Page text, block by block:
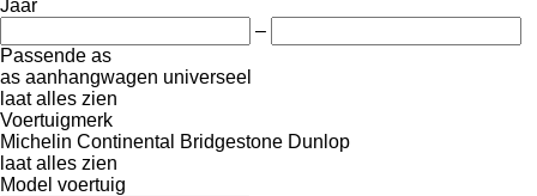
Jaar
–
Passende as
as aanhangwagen universeel
laat alles zien
Voertuigmerk
Michelin Continental Bridgestone Dunlop
laat alles zien
Model voertuig